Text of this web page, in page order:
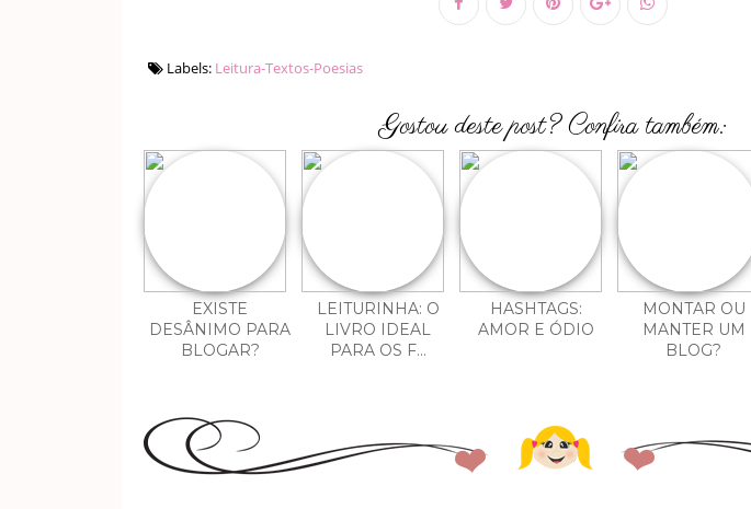
Labels: Leitura-Textos-Poesias
Gostou deste post? Confira também:
EXISTE
DESÂNIMO PARA
BLOGAR?
LEITURINHA: O
LIVRO IDEAL
PARA OS F...
HASHTAGS:
AMOR E ÓDIO
MONTAR OU
MANTER UM
BLOG?